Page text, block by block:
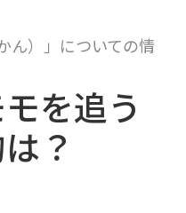
i
ん）」についての情
を追う
？